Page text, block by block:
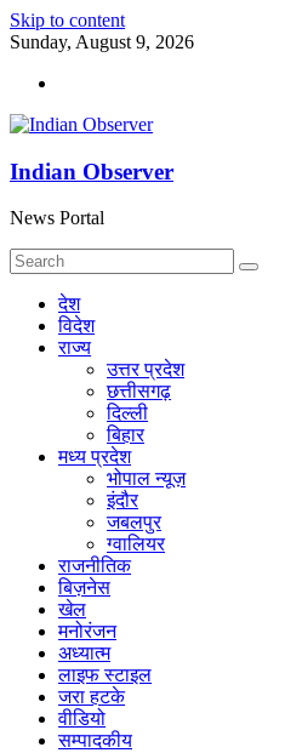
Skip to content
Sunday, August 9, 2026
Indian Observer
News Portal
देश
विदेश
राज्य
उत्तर प्रदेश
छत्तीसगढ़
दिल्ली
बिहार
मध्य प्रदेश
भोपाल न्यूज़
इंदौर
जबलपुर
ग्वालियर
राजनीतिक
बिज़नेस
खेल
मनोरंजन
अध्यात्म
लाइफ स्टाइल
जरा हटके
वीडियो
सम्पादकीय